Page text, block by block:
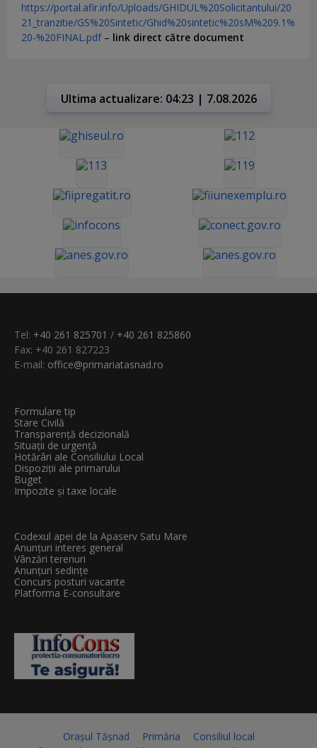
https://portal.afir.info/Uploads/GHIDUL%20Solicitantului/20
21_tranzitie/GS%20Sintetic/Ghid%20sintetic%20sM%209.1%
20-%20FINAL.pdf– link direct către document
Ultima actualizare: 04:23 | 7.08.2026
Tel: +40 261 825701 / +40 261 825860
Fax: +40 261 827223
E-mail: office@primariatasnad.ro
Formulare tip
Stare Civilă
Transparenţă decizională
Situații de urgență
Hotărâri ale Consiliului Local
Dispoziții ale primarului
Buget
Impozite și taxe locale
Codexul apei de la Apaserv Satu Mare
Anunțuri interes general
Vânzări terenuri
Anunțuri sedințe
Concurs posturi vacante
Platforma E-consultare
Orașul Tășnad Primăria
Consiliul local